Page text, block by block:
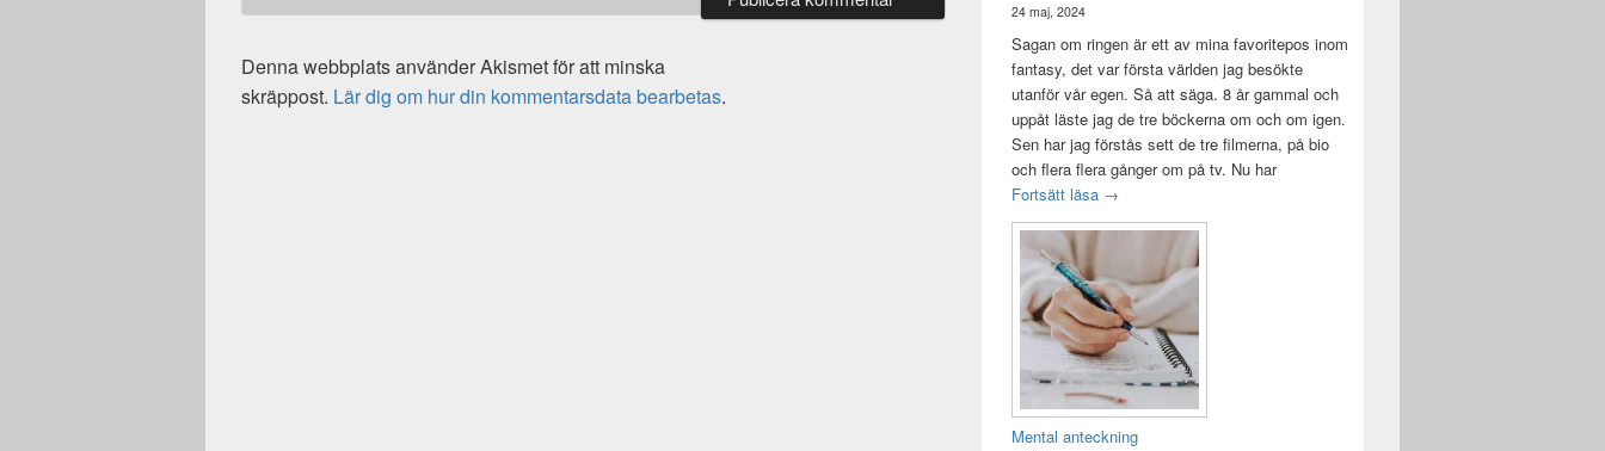
Denna webbplats använder Akismet för att minska
skräppost. Lär dig om hur din kommentarsdata bearbetas.
24 maj, 2024
Sagan om ringen är ett av mina favoritepos inom
fantasy, det var första världen jag besökte
utanför vår egen. Så att säga. 8 år gammal och
uppåt läste jag de tre böckerna om och om igen.
Sen har jag förstås sett de tre filmerna, på bio
och flera flera gånger om på tv. Nu har
Fortsätt läsa Sagan om ringen-maraton
→
Mental anteckning